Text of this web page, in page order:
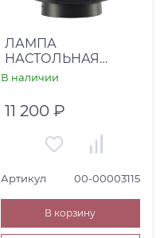
ЛАМПА
НАСТОЛЬНАЯ
ACCESSORIES (00-
В наличии
11 200 ₽
Артикул 00-00003115
В корзину